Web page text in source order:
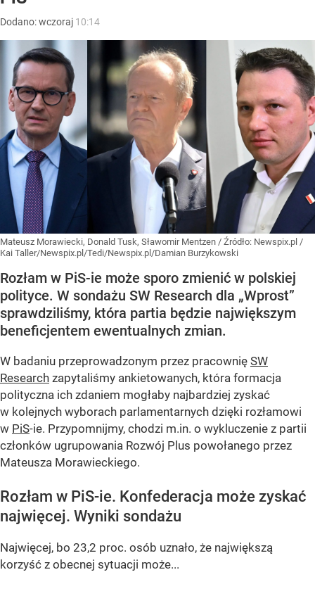
Dodano:wczoraj 10:14
Mateusz Morawiecki, Donald Tusk, Sławomir Mentzen / Źródło: Newspix.pl /
Kai Taller/Newspix.pl/Tedi/Newspix.pl/Damian Burzykowski
Rozłam w PiS-ie może sporo zmienić w polskiej
polityce. W sondażu SW Research dla „Wprost”
sprawdziliśmy, która partia będzie największym
beneficjentem ewentualnych zmian.
W badaniu przeprowadzonym przez pracownię SW
Research zapytaliśmy ankietowanych, która formacja
polityczna ich zdaniem mogłaby najbardziej zyskać
w kolejnych wyborach parlamentarnych dzięki rozłamowi
w PiS-ie. Przypomnijmy, chodzi m.in. o wykluczenie z partii
członków ugrupowania Rozwój Plus powołanego przez
Mateusza Morawieckiego.
Rozłam w PiS-ie. Konfederacja może zyskać
najwięcej. Wyniki sondażu
Najwięcej, bo 23,2 proc. osób uznało, że największą
korzyść z obecnej sytuacji może...